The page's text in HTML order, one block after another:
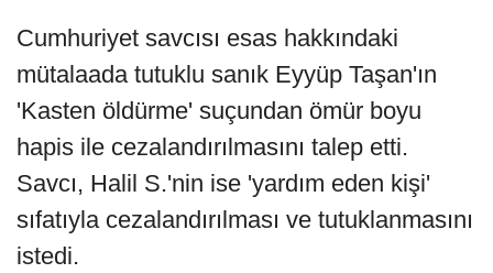
Cumhuriyet savcısı esas hakkındaki
mütalaada tutuklu sanık Eyyüp Taşan'ın
'Kasten öldürme' suçundan ömür boyu
hapis ile cezalandırılmasını talep etti.
Savcı, Halil S.'nin ise 'yardım eden kişi'
sıfatıyla cezalandırılması ve tutuklanmasını
istedi.